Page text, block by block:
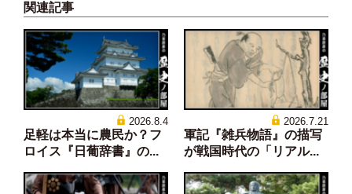
関連記事
2026.8.4
足軽は本当に農民か？フ
ロイス『日葡辞書』の...
2026.7.21
軍記『雑兵物語』の描写
が戦国時代の「リアル...